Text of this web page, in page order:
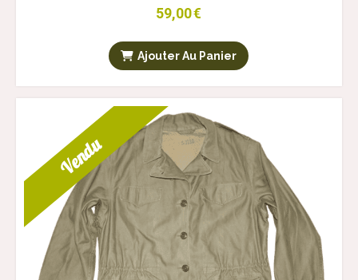
59,00€
Ajouter Au Panier
Vendu